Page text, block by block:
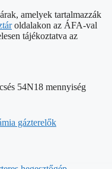
amelyek tartalmazzák
oldalakon az ÁFA-val
tájékoztatva az
54N18 mennyiség
gázterelők